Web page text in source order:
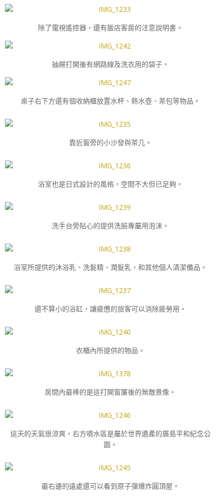
除了電視遙控器，還有飯店客房的注意說明書。
抽屜打開後有網路線及洗衣用的袋子。
桌子右下方還有個收納櫃放置水杯、熱水壺、茶包等物品。
靠近窗旁的小沙發與茶几。
浴室也是日式設計的風格，空間不大但已足夠。
洗手台旁貼心的提供洗臉專屬用泡沫。
浴室所提供的沐浴乳、洗髮精、潤髮乳，和其他個人清潔備品。
還不算小的浴缸，讓疲憊的旅客可以消除疲勞用。
衣櫃內所提供的物品。
房間內最棒的是這打開窗簾後的無敵景像。
這天的天氣很涼爽，右方噴水區是屬於世界遺產的廣島平和紀念公
園。
最右邊的遠處還可以看到原子彈爆炸圓頂屋。